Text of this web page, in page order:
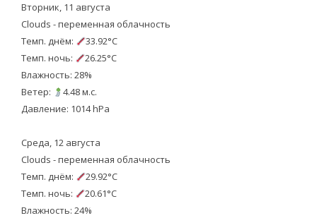
Вторник, 11 августа
Clouds - переменная облачность
Темп. днём:
33.92°C
Темп. ночь:
26.25°C
Влажность: 28%
Ветер:
4.48 м.с.
Давление: 1014 hPa
Среда, 12 августа
Clouds - переменная облачность
Темп. днём:
29.92°C
Темп. ночь:
20.61°C
Влажность: 24%